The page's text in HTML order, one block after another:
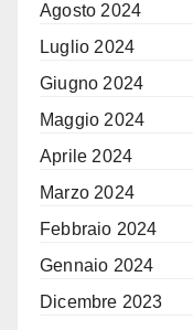
Agosto 2024
Luglio 2024
Giugno 2024
Maggio 2024
Aprile 2024
Marzo 2024
Febbraio 2024
Gennaio 2024
Dicembre 2023